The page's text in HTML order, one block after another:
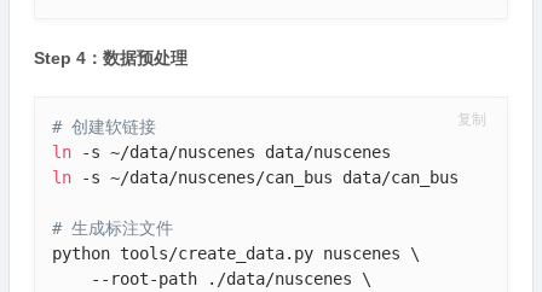
Step 4：数据预处理
# 创建软链接
ln
ln -s ~/data/nuscenes/can_bus data/can_bus
# 生成标注文件
python tools/create_data.py nuscenes \
    --root-path ./data/nuscenes \
复制